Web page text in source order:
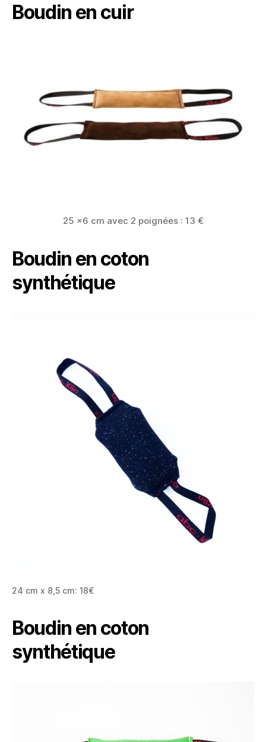
Boudin en cuir
25 x6 cm avec 2 poignées : 13 €
Boudin en coton
synthétique
24 cm x 8,5 cm: 18€
Boudin en coton
synthétique